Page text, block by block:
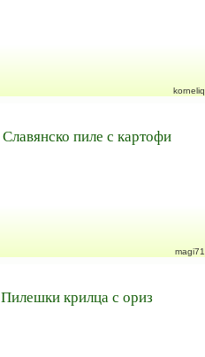
korneliq
Славянско пиле с картофи
magi71
Пилешки крилца с ориз